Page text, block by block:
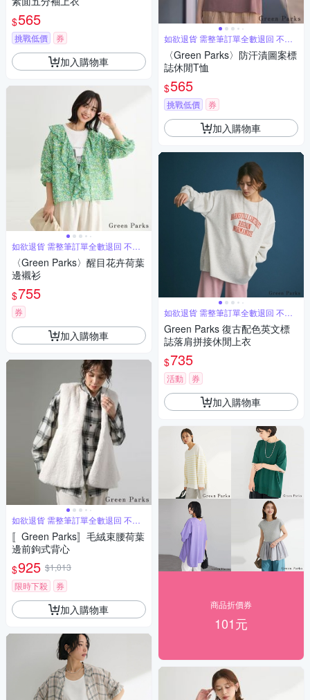
$565
挑戰低價 券
加入購物車
如欲退貨 需整筆訂單全數退回 不能
單退
〈Green Parks〉醒目花卉荷葉
邊襯衫
$755
券
加入購物車
如欲退貨 需整筆訂單全數退回 不能
單退
〚Green Parks〛毛絨束腰荷葉
邊前鉤式背心
$925 $1,013
限時下殺
券
加入購物車
如欲退貨 需整筆訂單全數退回 不能
單退
〈Green Parks〉防汗漬圖案標
誌休閒T恤
$565
挑戰低價 券
加入購物車
如欲退貨 需整筆訂單全數退回 不能
單退
Green Parks 復古配色英文標
誌落肩拼接休閒上衣
$735
活動 券
加入購物車
商品折價券
101元